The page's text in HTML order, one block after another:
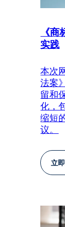
《
实践
本次
法案
留和
化，
缩短
议。
立